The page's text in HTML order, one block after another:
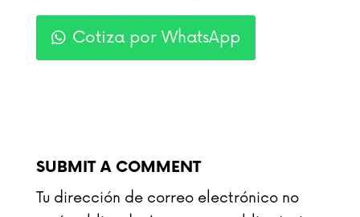
Cotiza por WhatsApp
SUBMIT A COMMENT
Tu dirección de correo electrónico no